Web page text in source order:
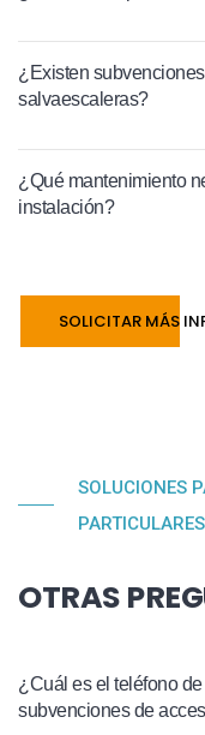
¿Existen
salvaescaleras?
¿Qué mantenimiento
instalación?
SOLICITAR MÁS
SOLUCIONES
PARTICULARES
OTRAS
¿Cuál es el teléfono
subvenciones de